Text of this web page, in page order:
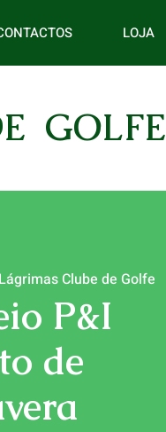
LOJA
GOLFE
Clube de Golfe
P&I
de